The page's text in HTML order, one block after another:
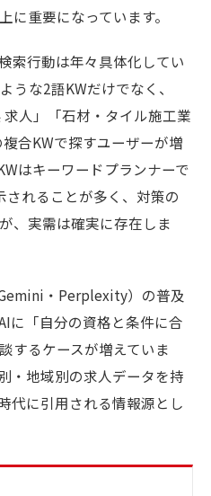
に重要になっています。
索行動は年々具体化してい
うな2語KWだけでなく、
求人」「石材・タイル施工業
合KWで探すユーザーが増
はキーワードプランナーで
されることが多く、対策の
、実需は確実に存在しま
・Perplexity）の普及
に「自分の資格と条件に合
するケースが増えていま
・地域別の求人データを持
代に引用される情報源とし